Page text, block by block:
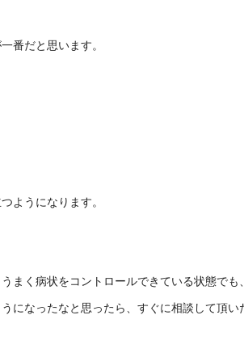
番だと思います。
ようになります。
く病状をコントロールできている状態でも
なったなと思ったら、すぐに相談して頂い